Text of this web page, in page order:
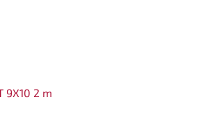
9X10 2 m